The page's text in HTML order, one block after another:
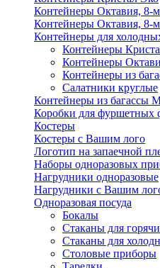
Контейнеры Октавия, 8-
Контейнеры Октавия, 8-
Контейнеры для
Контейнеры
Контейнеры
Контейнеры из
Салатники круглые
Контейнеры из багассы
Коробки для фуршетных
Костеры
Костеры с Вашим лого
Логотип на запаечной
Наборы одноразовых
Нагрудники одноразовые
Нагрудники с Вашим
Одноразовая посуда
Бокалы
Стаканы для
Стаканы для
Столовые приборы